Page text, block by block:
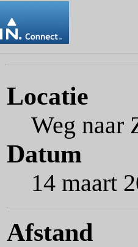
Locatie
Weg naar
Datum
14 maart
Afstand